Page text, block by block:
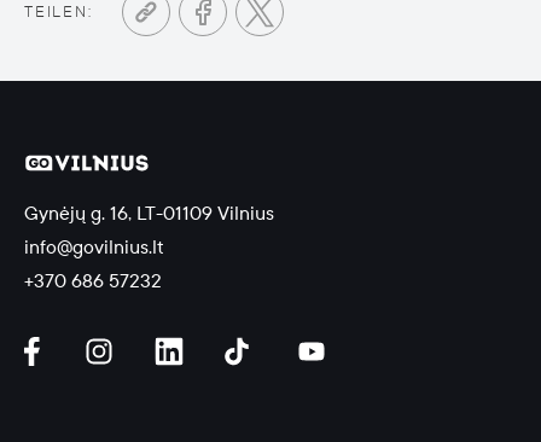
TEILEN:
Gynėjų g. 16, LT-01109 Vilnius
info@govilnius.lt
+370 686 57232